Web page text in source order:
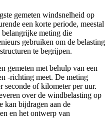
gemeten windsnelheid op
een korte periode, meestal
belangrijke meting die
gebruiken om de belasting
te begrijpen.
gemeten met behulp van een
-richting meet. De meting
seconde of kilometer per uur.
over de windbelasting op
kan bijdragen aan de
en het ontwerp van